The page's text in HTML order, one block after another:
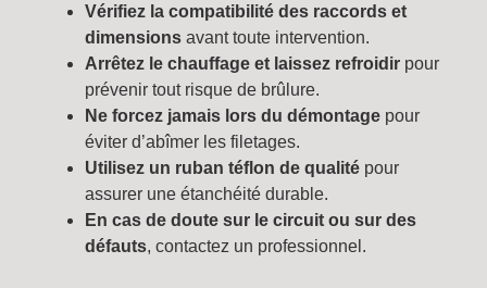
Vérifiez la compatibilité des raccords et
dimensions avant toute intervention.
Arrêtez le chauffage et laissez refroidir pour
prévenir tout risque de brûlure.
Ne forcez jamais lors du démontage pour
éviter d’abîmer les filetages.
Utilisez un ruban téflon de qualité pour
assurer une étanchéité durable.
En cas de doute sur le circuit ou sur des
défauts, contactez un professionnel.